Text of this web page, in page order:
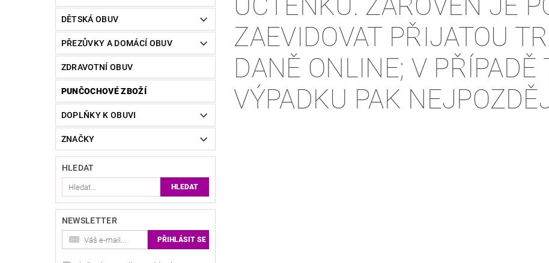
DĚTSKÁ OBUV
PŘEZŮVKY A DOMÁCÍ OBUV
ZDRAVOTNÍ OBUV
PUNČOCHOVÉ ZBOŽÍ
DOPLŇKY K OBUVI
ZNAČKY
HLEDAT
NEWSLETTER
ZAEVIDOVAT PŘIJATOU
DANĚ ONLINE; V
VÝPADKU PAK